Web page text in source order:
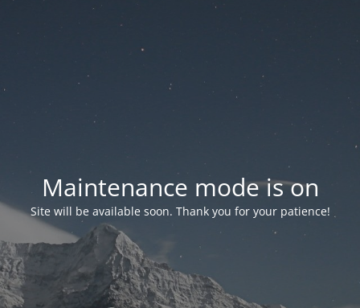
Maintenance mode is on
Site will be available soon. Thank you for your patience!